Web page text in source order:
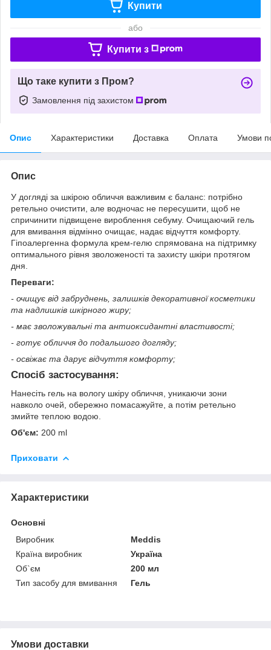
Купити
або
Купити з
Що таке купити з Пром?
Замовлення під захистом
Опис Характеристики Доставка Оплата Умови
Опис
У догляді за шкірою обличчя важливим є баланс: потрібно
ретельно очистити, але водночас не пересушити, щоб не
спричинити підвищене вироблення себуму. Очищаючий гель
для вмивання відмінно очищає, надає відчуття комфорту.
Гіпоалергенна формула крем-гелю спрямована на підтримку
оптимального рівня зволоженості та захисту шкіри протягом
дня.
Переваги:
- очищує від забруднень, залишків декоративної косметики
та надлишків шкірного жиру;
- має зволожувальні та антиоксидантні властивості;
- готує обличчя до подальшого догляду;
- освіжає та дарує відчуття комфорту;
Спосіб застосування:
Нанесіть гель на вологу шкіру обличчя, уникаючи зони
навколо очей, обережно помасажуйте, а потім ретельно
змийте теплою водою.
Об'єм: 200 ml
Приховати
Характеристики
Основні
Виробник
Meddis
Країна виробник
Україна
Об`єм
200 мл
Тип засобу для вмивання
Гель
Умови доставки